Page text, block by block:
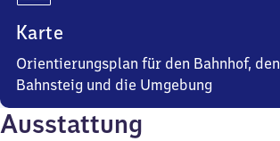
Karte
Orientierungsplan für den Bahnhof, den
Bahnsteig und die Umgebung
Ausstattung